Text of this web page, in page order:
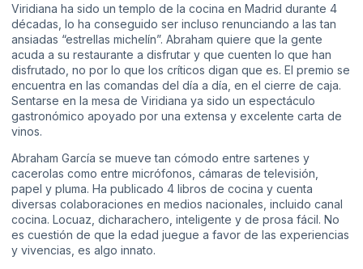
Viridiana ha sido un templo de la cocina en Madrid durante 4
décadas, lo ha conseguido ser incluso renunciando a las tan
ansiadas “estrellas michelín”. Abraham quiere que la gente
acuda a su restaurante a disfrutar y que cuenten lo que han
disfrutado, no por lo que los críticos digan que es. El premio se
encuentra en las comandas del día a día, en el cierre de caja.
Sentarse en la mesa de Viridiana ya sido un espectáculo
gastronómico apoyado por una extensa y excelente carta de
vinos.
Abraham García se mueve tan cómodo entre sartenes y
cacerolas como entre micrófonos, cámaras de televisión,
papel y pluma. Ha publicado 4 libros de cocina y cuenta
diversas colaboraciones en medios nacionales, incluido canal
cocina. Locuaz, dicharachero, inteligente y de prosa fácil. No
es cuestión de que la edad juegue a favor de las experiencias
y vivencias, es algo innato.